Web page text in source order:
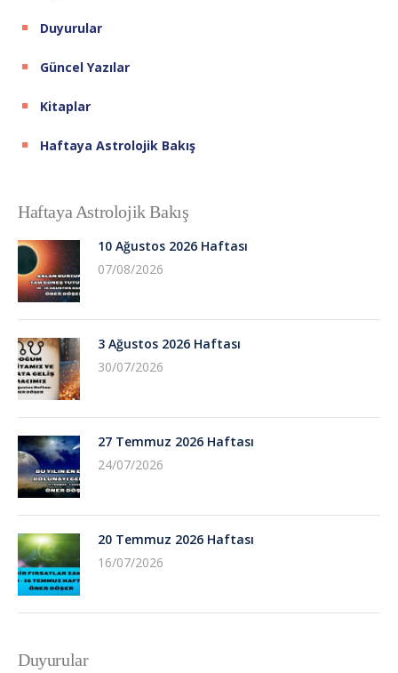
Duyurular
Güncel Yazılar
Kitaplar
Haftaya Astrolojik Bakış
Haftaya Astrolojik Bakış
10 Ağustos 2026 Haftası
07/08/2026
3 Ağustos 2026 Haftası
30/07/2026
27 Temmuz 2026 Haftası
24/07/2026
20 Temmuz 2026 Haftası
16/07/2026
Duyurular